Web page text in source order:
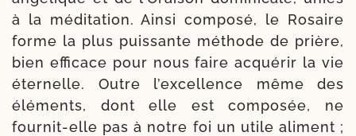
à la médi­ta­tion. Ainsi com­po­sé, le Rosaire
forme la plus puis­sante méthode de prière,
bien effi­cace pour nous faire acqué­rir la vie
éter­nelle. Outre l’excellence même des
élé­ments, dont elle est com­po­sée, ne
fournit-​elle pas à notre foi un utile ali­ment ;